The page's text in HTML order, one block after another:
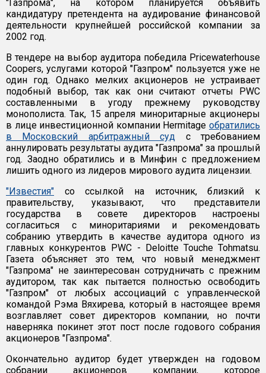
"Газпрома", на котором планируется объявить
кандидатуру претендента на аудирование финансовой
деятельности крупнейшей российской компании за
2002 год.
В тендере на выбор аудитора победила Pricewaterhouse
Coopers, услугами которой "Газпром" пользуется уже не
один год. Однако мелких акционеров не устраивает
подобный выбор, так как они считают отчеты PWC
составленными в угоду прежнему руководству
монополиста. Так, 15 апреля миноритарные акционеры
в лице инвестиционной компании Hermitage обратились
в Московский арбитражный суд с требованием
аннулировать результаты аудита "Газпрома" за прошлый
год. Заодно обратились и в Минфин с предложением
лишить одного из лидеров мирового аудита лицензии.
"Известия" со ссылкой на источник, близкий к
правительству, указывают, что представители
государства в совете директоров настроены
согласиться с миноритариями и рекомендовать
собранию утвердить в качестве аудитора одного из
главных конкурентов PWC - Deloitte Touche Tohmatsu.
Газета объясняет это тем, что новый менеджмент
"Газпрома" не заинтересован сотрудничать с прежним
аудитором, так как пытается полностью освободить
"Газпром" от любых ассоциаций с управленческой
командой Рэма Вяхирева, который в настоящее время
возглавляет совет директоров компании, но почти
наверняка покинет этот пост после годового собрания
акционеров "Газпрома".
Окончательно аудитор будет утвержден на годовом
собрании акционеров компании, которое